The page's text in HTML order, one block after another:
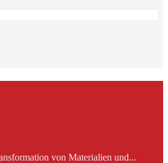
von Materialien und...